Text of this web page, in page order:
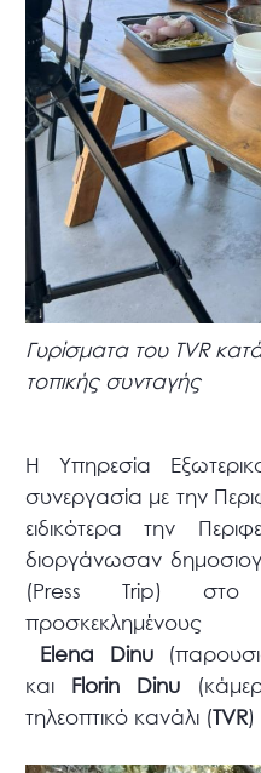
Γυρίσματα του TVR
τοπικής συνταγής
Η Υπηρεσία
συνεργασία με την
ειδικότερα την
διοργάνωσαν
(Press Trip)
Elena Dinu
και Florin Dinu
τηλεοπτικό κανάλι (TVR)